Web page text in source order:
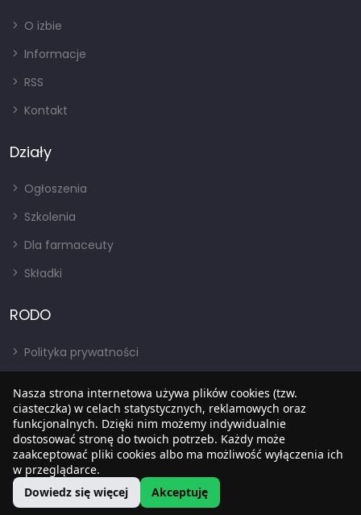
O izbie
Informacje
RSS
Kontakt
Działy
Ogłoszenia
Szkolenia
Dla farmaceuty
Składki
RODO
Polityka prywatności
RODO
BIP
Copyright © 2022 SIA. Wszystkie prawa zastrzezone.
Nasza strona internetowa używa plików cookies (tzw.
ciasteczka) w celach statystycznych, reklamowych oraz
funkcjonalnych. Dzięki nim możemy indywidualnie
dostosować stronę do twoich potrzeb. Każdy może
zaakceptować pliki cookies albo ma możliwość wyłączenia ich
w przeglądarce.
Dowiedz się więcej
Akceptuję